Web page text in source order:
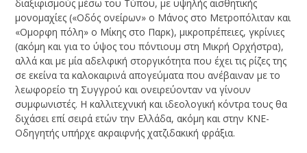
διαξιφισμούς μέσω του Τύπου, με υψηλής αισθητικής
μονομαχίες («Οδός ονείρων» ο Μάνος στο Μετροπόλιταν και
«Ομορφη πόλη» ο Μίκης στο Παρκ), μικροπρέπειες, γκρίνιες
(ακόμη και για το ύψος του πόντιουμ στη Μικρή Ορχήστρα),
αλλά και με μία αδελφική στοργικότητα που έχει τις ρίζες της
σε εκείνα τα καλοκαιρινά απογεύματα που ανέβαιναν με το
λεωφορείο τη Συγγρού και ονειρεύονταν να γίνουν
συμφωνιστές. Η καλλιτεχνική και ιδεολογική κόντρα τους θα
διχάσει επί σειρά ετών την Ελλάδα, ακόμη και στην ΚΝΕ-
Οδηγητής υπήρχε ακραιφνής χατζιδακική φράξια.